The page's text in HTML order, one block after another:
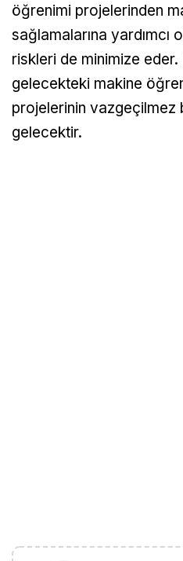
öğrenimi projelerinden
sağlamalarına yardımcı
riskleri de minimize
gelecekteki makine
projelerinin vazgeçilmez
gelecektir.